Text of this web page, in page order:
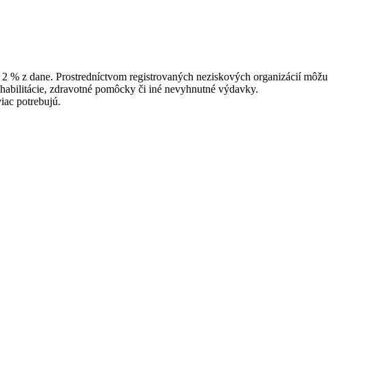
z dane. Prostredníctvom registrovaných neziskových organizácií môžu
zdravotné pomôcky či iné nevyhnutné výdavky.
potrebujú.